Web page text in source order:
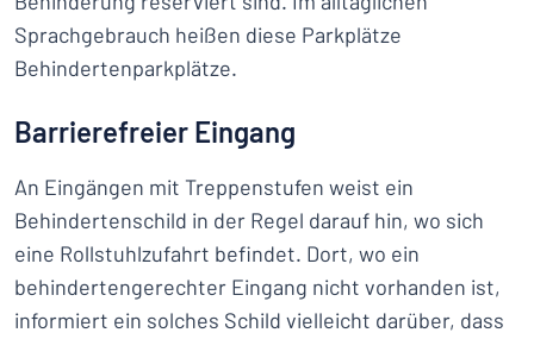
Sprachgebrauch heißen diese Parkplätze
Behindertenparkplätze.
Barrierefreier Eingang
An Eingängen mit Treppenstufen weist ein
Behindertenschild in der Regel darauf hin, wo sich
eine Rollstuhlzufahrt befindet. Dort, wo ein
behindertengerechter Eingang nicht vorhanden ist,
informiert ein solches Schild vielleicht darüber, dass